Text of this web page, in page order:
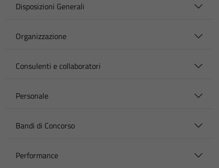
Disposizioni Generali
Organizzazione
Consulenti e collaboratori
Personale
Bandi di Concorso
Performance